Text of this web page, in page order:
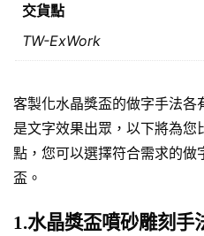
交貨點
TW-ExWork
客製化水晶獎盃的做字手法
是文字效果出眾，以下將為
點，您可以選擇符合需求的做
盃。
1.水晶獎盃噴砂雕刻手